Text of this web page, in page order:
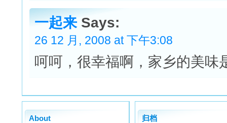
一起来Says:
26 12 月, 2008 at 下午3:08
呵呵，很幸福啊，家乡的美味
About 归档